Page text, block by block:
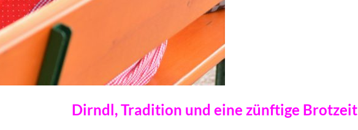
Dirndl, Tradition und eine zünftige Brotzeit